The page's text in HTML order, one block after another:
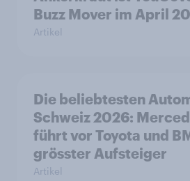
Buzz Mover im April
Artikel
Die beliebtesten
Schweiz 2026:
führt vor Toyota und
grösster Aufsteiger
Artikel